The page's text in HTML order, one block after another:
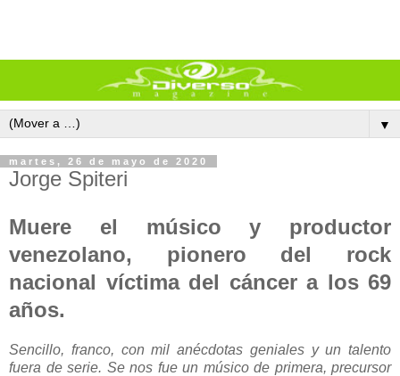
▼
martes, 26 de mayo de 2020
Jorge Spiteri
Muere el músico y productor
venezolano, pionero del rock
nacional víctima del cáncer a los 69
años.
Sencillo, franco, con mil anécdotas geniales y un talento
fuera de serie. Se nos fue un músico de primera, precursor